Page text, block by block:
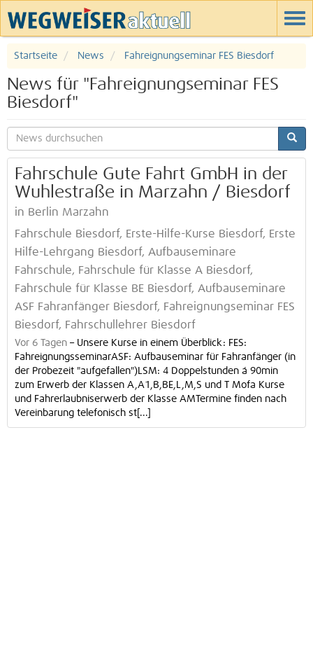
Startseite News Fahreignungseminar FES Biesdorf
News für "Fahreignungseminar FES
Biesdorf"
Fahrschule Gute Fahrt GmbH in der
Wuhlestraße in Marzahn / Biesdorf
in Berlin Marzahn
Fahrschule Biesdorf, Erste-Hilfe-Kurse Biesdorf, Erste
Hilfe-Lehrgang Biesdorf, Aufbauseminare
Fahrschule, Fahrschule für Klasse A Biesdorf,
Fahrschule für Klasse BE Biesdorf, Aufbauseminare
ASF Fahranfänger Biesdorf, Fahreignungseminar FES
Biesdorf, Fahrschullehrer Biesdorf
Vor 6 Tagen – Unsere Kurse in einem Überblick: FES:
FahreignungsseminarASF: Aufbauseminar für Fahranfänger (in
der Probezeit "aufgefallen")LSM: 4 Doppelstunden á 90min
zum Erwerb der Klassen A,A1,B,BE,L,M,S und T Mofa Kurse
und Fahrerlaubniserwerb der Klasse AMTermine finden nach
Vereinbarung telefonisch st[...]